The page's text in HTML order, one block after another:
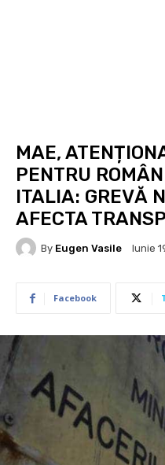
MAE,
PENTRU
ITALIA: GREVĂ
AFECTA
By Eugen Vasile Iunie
Facebook